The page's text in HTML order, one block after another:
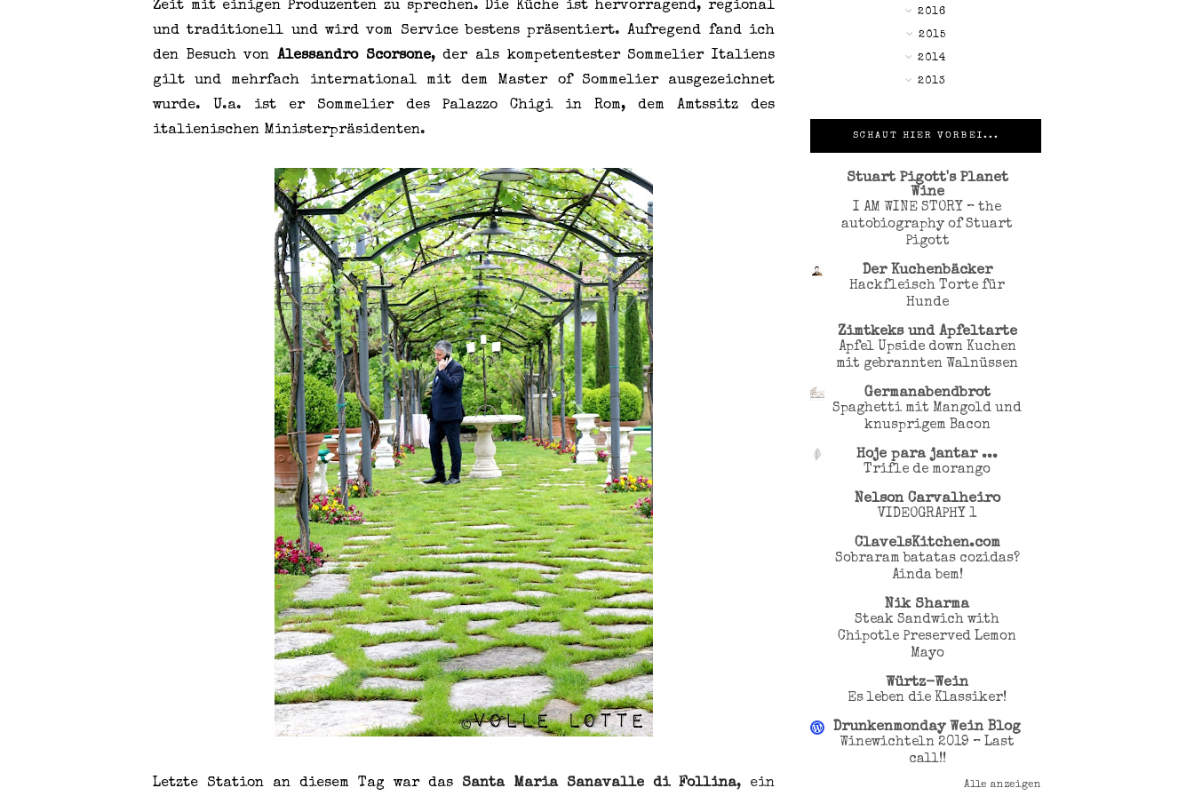
Zeit mit einigen Produzenten zu sprechen. Die Küche ist hervorragend, regional
und traditionell und wird vom Service bestens präsentiert. Aufregend fand ich
den Besuch von Alessandro Scorsone, der als kompetentester Sommelier Italiens
gilt und mehrfach international mit dem Master of Sommelier ausgezeichnet
wurde. U.a. ist er Sommelier des Palazzo Chigi in Rom, dem Amtssitz des
italienischen Ministerpräsidenten.
Letzte Station an diesem Tag war das Santa Maria Sanavalle di Follina, ein
►2016
▼2015
►2014
►2013
SCHAUT HIER VORBEI...
Stuart Pigott's Planet
Wine
I AM WINE STORY – the
autobiography of Stuart
Pigott
Der Kuchenbäcker
Hackfleisch Torte für
Hunde
Zimtkeks und Apfeltarte
Apfel Upside down Kuchen
mit gebrannten Walnüssen
Germanabendbrot
Spaghetti mit Mangold und
knusprigem Bacon
Hoje para jantar ...
Trifle de morango
Nelson Carvalheiro
VIDEOGRAPHY 1
ClavelsKitchen.com
Sobraram batatas cozidas?
Ainda bem!
Nik Sharma
Steak Sandwich with
Chipotle Preserved Lemon
Mayo
Würtz-Wein
Es leben die Klassiker!
Drunkenmonday Wein Blog
Winewichteln 2019 – Last
call!!
Alle anzeigen